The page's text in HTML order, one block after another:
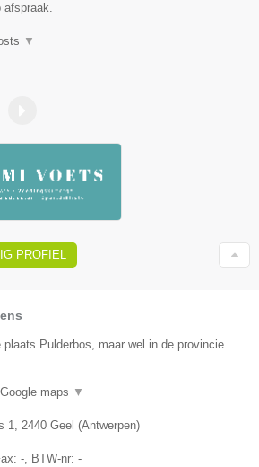
afspraak.
▼
PROFIEL
plaats Pulderbos, maar wel in de provincie
Google maps ▼
1, 2440 Geel (Antwerpen)
-, BTW-nr: -